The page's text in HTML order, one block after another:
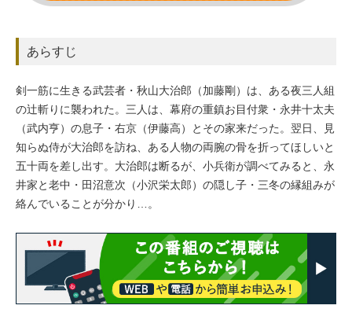
あらすじ
剣一筋に生きる武芸者・秋山大治郎（加藤剛）は、ある夜三人組
の辻斬りに襲われた。三人は、幕府の重鎮お目付衆・永井十太夫
（武内亨）の息子・右京（伊藤高）とその家来だった。翌日、見
知らぬ侍が大治郎を訪ね、ある人物の両腕の骨を折ってほしいと
五十両を差し出す。大治郎は断るが、小兵衛が調べてみると、永
井家と老中・田沼意次（小沢栄太郎）の隠し子・三冬の縁組みが
絡んでいることが分かり…。